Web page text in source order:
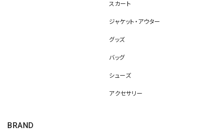
スカート
ジャケット・アウター
グッズ
バッグ
シューズ
アクセサリー
BRAND